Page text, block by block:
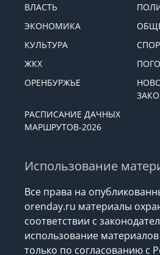
ВЛАСТЬ
ЭКОНОМИКА
КУЛЬТУРА
ЖКХ
ОРЕНБУРЖЬЕ
РАСПИСАНИЕ ДАЧНЫХ
МАРШРУТОВ-2026
Использование
Все права на
orenday.ru материалы
соответствии с
использование материалов
только по согласованию с